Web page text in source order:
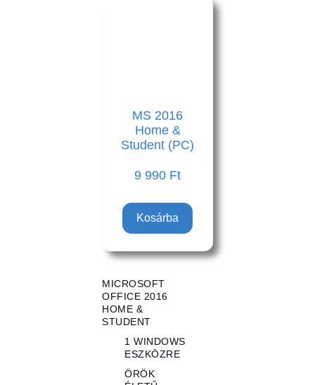
MS 2016
Home &
Student (PC)
9 990 Ft
Kosárba
MICROSOFT
OFFICE 2016
HOME &
STUDENT
1 WINDOWS
ESZKÖZRE
ÖRÖK